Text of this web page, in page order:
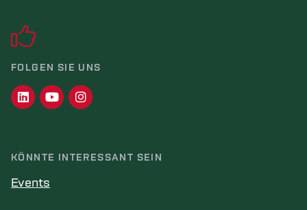
FOLGEN SIE UNS
KÖNNTE INTERESSANT SEIN
Events